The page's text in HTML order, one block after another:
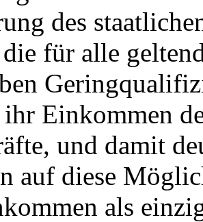
des
für alle
Einkommen
und damit
auf diese
als